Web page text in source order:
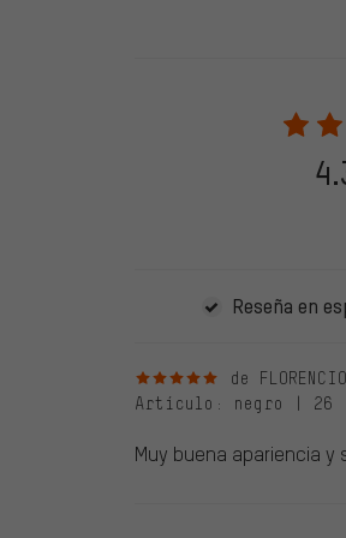
2022 solo se publicarán
Solo desbloqueamos la
verificadas llevan una
28. 05. 2022. Se
evaluado en nuestra
Reseña en
5 de 5 estrellas
de
Artículo : negro | 26
Muy buena apariencia